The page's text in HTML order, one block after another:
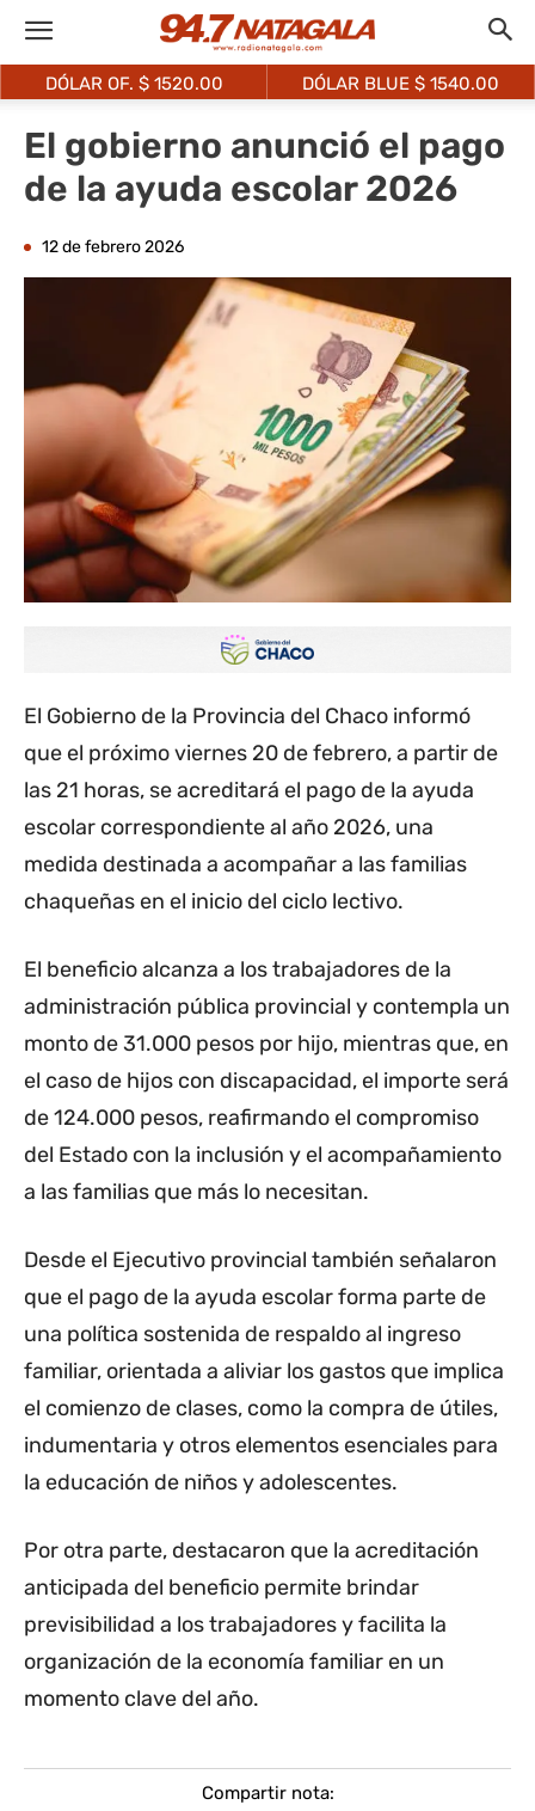
DÓLAR OF. $ 1520.00 DÓLAR BLUE $ 1540.00
El gobierno anunció el pago
de la ayuda escolar 2026
12 de febrero 2026
El Gobierno de la Provincia del Chaco informó
que el próximo viernes 20 de febrero, a partir de
las 21 horas, se acreditará el pago de la ayuda
escolar correspondiente al año 2026, una
medida destinada a acompañar a las familias
chaqueñas en el inicio del ciclo lectivo.
El beneficio alcanza a los trabajadores de la
administración pública provincial y contempla un
monto de 31.000 pesos por hijo, mientras que, en
el caso de hijos con discapacidad, el importe será
de 124.000 pesos, reafirmando el compromiso
del Estado con la inclusión y el acompañamiento
a las familias que más lo necesitan.
Desde el Ejecutivo provincial también señalaron
que el pago de la ayuda escolar forma parte de
una política sostenida de respaldo al ingreso
familiar, orientada a aliviar los gastos que implica
el comienzo de clases, como la compra de útiles,
indumentaria y otros elementos esenciales para
la educación de niños y adolescentes.
Por otra parte, destacaron que la acreditación
anticipada del beneficio permite brindar
previsibilidad a los trabajadores y facilita la
organización de la economía familiar en un
momento clave del año.
Compartir nota: